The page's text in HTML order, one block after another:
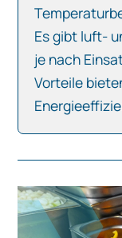
Es gibt luft-
je nach
Vorteile